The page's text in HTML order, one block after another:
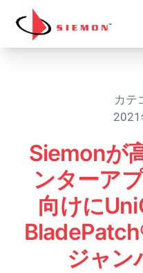
内容をスキップ
カテ
2021
Siemonが
ンターア
向けに
ジャン